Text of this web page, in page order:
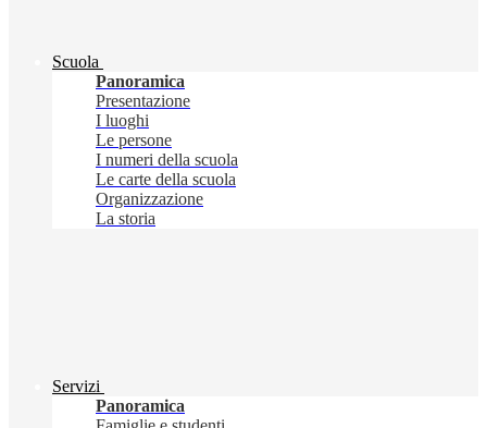
Scuola
Panoramica
Presentazione
I luoghi
Le persone
I numeri della scuola
Le carte della scuola
Organizzazione
La storia
Servizi
Panoramica